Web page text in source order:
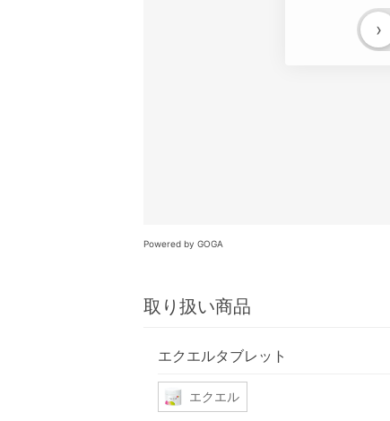
›
Powered by GOGA
取り扱い商品
エクエルタブレット
エクエル